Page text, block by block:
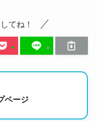
てね！
ページ